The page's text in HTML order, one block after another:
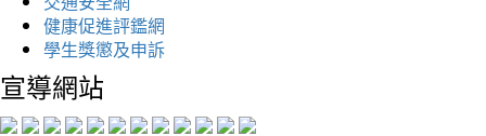
健康促進評鑑網
學生獎懲及申訴
宣導網站